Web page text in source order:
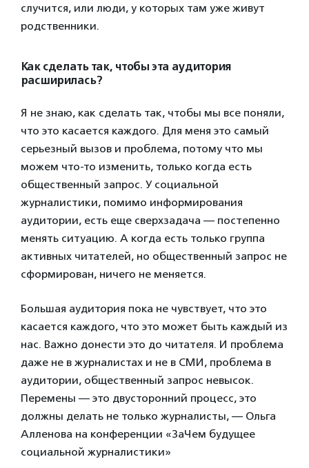
случится, или люди, у которых там уже живут
родственники.
Как сделать так, чтобы эта аудитория
расширилась?
Я не знаю, как сделать так, чтобы мы все поняли,
что это касается каждого. Для меня это самый
серьезный вызов и проблема, потому что мы
можем что-то изменить, только когда есть
общественный запрос. У социальной
журналистики, помимо информирования
аудитории, есть еще сверхзадача — постепенно
менять ситуацию. А когда есть только группа
активных читателей, но общественный запрос не
сформирован, ничего не меняется.
Большая аудитория пока не чувствует, что это
касается каждого, что это может быть каждый из
нас. Важно донести это до читателя. И проблема
даже не в журналистах и не в СМИ, проблема в
аудитории, общественный запрос невысок.
Перемены — это двусторонний процесс, это
должны делать не только журналисты, — Ольга
Алленова на конференции «ЗаЧем будущее
социальной журналистики»